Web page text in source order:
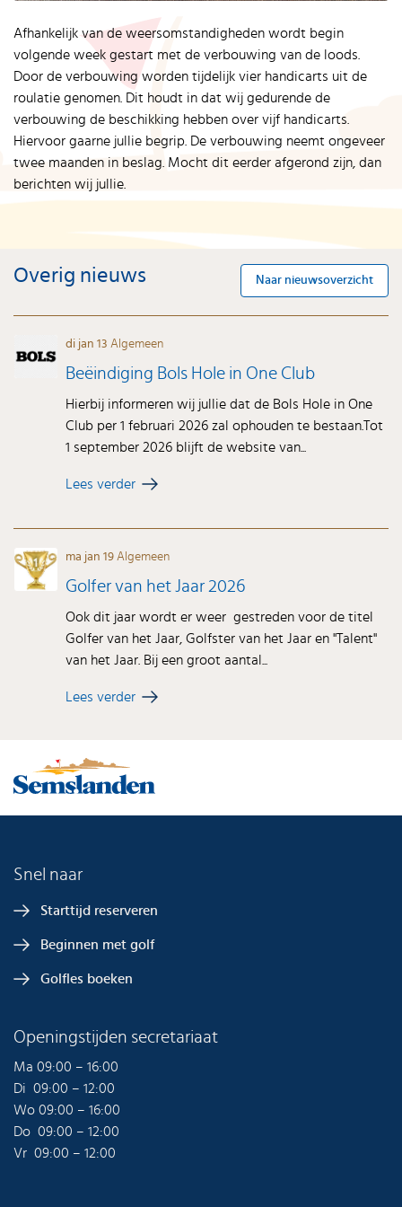
Afhankelijk van de weersomstandigheden wordt begin
volgende week gestart met de verbouwing van de loods.
Door de verbouwing worden tijdelijk vier handicarts uit de
roulatie genomen. Dit houdt in dat wij gedurende de
verbouwing de beschikking hebben over vijf handicarts.
Hiervoor gaarne jullie begrip. De verbouwing neemt ongeveer
twee maanden in beslag. Mocht dit eerder afgerond zijn, dan
berichten wij jullie.
Overig nieuws Naar nieuwsoverzicht
di jan 13Algemeen
Beëindiging Bols Hole in One Club
Hierbij informeren wij jullie dat de Bols Hole in One
Club per 1 februari 2026 zal ophouden te bestaan.Tot
1 september 2026 blijft de website van...
Lees verder
ma jan 19Algemeen
Golfer van het Jaar 2026
Ook dit jaar wordt er weer gestreden voor de titel
Golfer van het Jaar, Golfster van het Jaar en "Talent"
van het Jaar. Bij een groot aantal...
Lees verder
Snel naar
Starttijd reserveren
Beginnen met golf
Golfles boeken
Openingstijden secretariaat
Ma 09:00 – 16:00
Di 09:00 – 12:00
Wo 09:00 – 16:00
Do 09:00 – 12:00
Vr 09:00 – 12:00